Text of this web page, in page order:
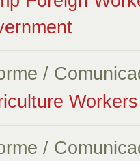
/
/